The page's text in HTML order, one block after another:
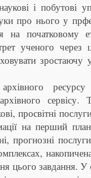
і побутові
про нього у
на початковому
ученого
зростаючу
ресурсу
сервісу.
просвітні
на перший
прогнозні
цього завдання.